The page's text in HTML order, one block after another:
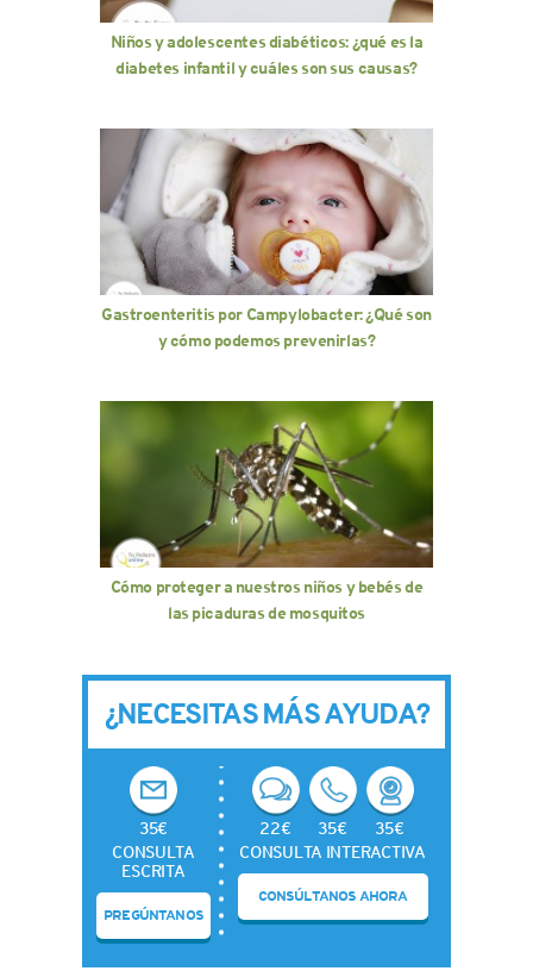
Niños y adolescentes diabéticos: ¿qué es la
diabetes infantil y cuáles son sus causas?
Gastroenteritis por Campylobacter: ¿Qué son
y cómo podemos prevenirlas?
Cómo proteger a nuestros niños y bebés de
las picaduras de mosquitos
¿NECESITAS MÁS AYUDA?
35€
CONSULTA
ESCRITA
PREGÚNTANOS
22€ 35€
35€
CONSULTA INTERACTIVA
CONSÚLTANOS AHORA